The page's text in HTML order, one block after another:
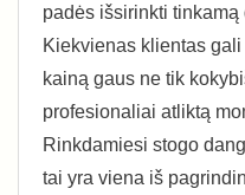
padės išsirinkti
Kiekvienas klientas
kainą gaus ne tik
profesionaliai atliktą
Rinkdamiesi stogo
tai yra viena iš